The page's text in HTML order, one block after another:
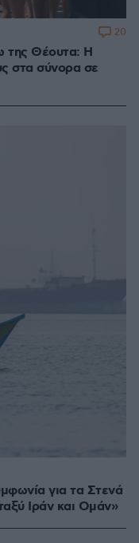
της Θέουτα: Η
στα σύνορα σε
20
για τα Στενά
Ιράν και Ομάν»